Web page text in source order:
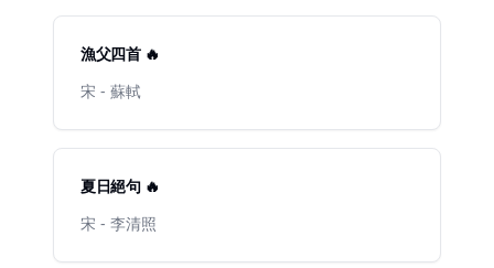
漁父四首 🔥
宋 - 蘇軾
夏日絕句 🔥
宋 - 李清照